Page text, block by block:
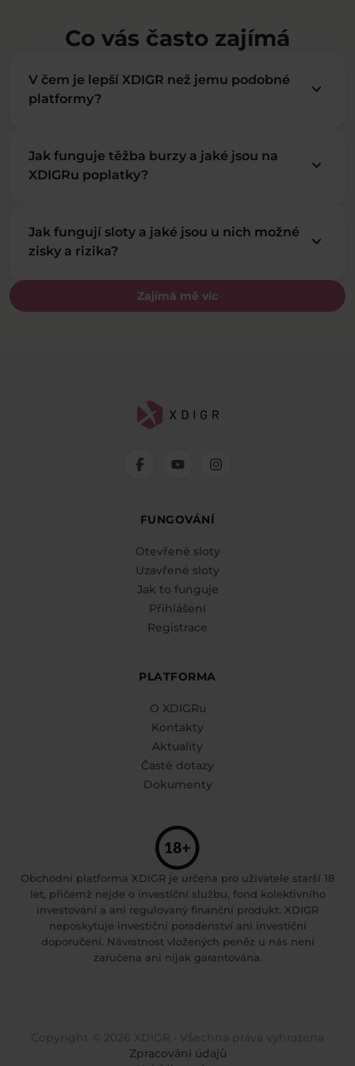
Co vás často zajímá
Zajímá mě víc
V čem je lepší XDIGR než jemu podobné
platformy?
keyboard_arrow_down
Jak funguje těžba burzy a jaké jsou na
XDIGRu poplatky?
keyboard_arrow_down
Jak fungují sloty a jaké jsou u nich možné
zisky a rizika?
keyboard_arrow_down
FUNGOVÁNÍ
Otevřené sloty
Uzavřené sloty
Jak to funguje
Přihlášení
Registrace
PLATFORMA
O XDIGRu
Kontakty
Aktuality
Časté dotazy
Dokumenty
Obchodní platforma XDIGR je určena pro uživatele starší 18
let, přičemž nejde o investiční službu, fond kolektivního
investování a ani regulovaný finanční produkt. XDIGR
neposkytuje investiční poradenství ani investiční
doporučení. Návratnost vložených peněz u nás není
zaručena ani nijak garantována.
Zpracování údajů